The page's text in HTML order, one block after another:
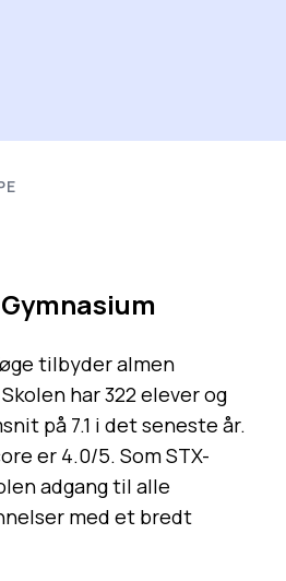
tilbyder almen
har 322 elever og
på 7.1 i det seneste år.
er 4.0/5. Som STX-
adgang til alle
med et bredt